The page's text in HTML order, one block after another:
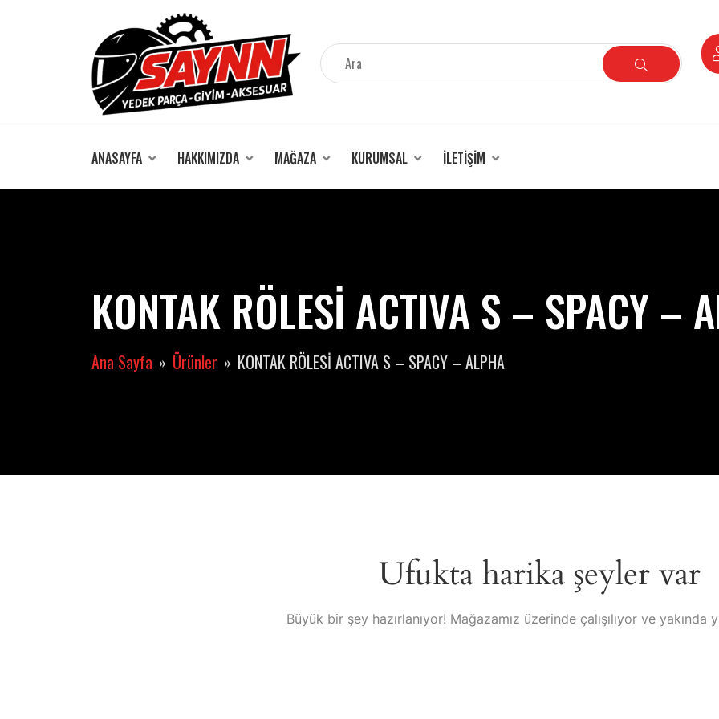
ANASAYFA HAKKIMIZDA MAĞAZA KURUMSAL İLETIŞIM
KONTAK RÖLESİ ACTIVA S – SPACY –
Ana Sayfa Ürünler KONTAK RÖLESİ ACTIVA S – SPACY – ALPHA
Ufukta harika şeyler var
Büyük bir şey hazırlanıyor! Mağazamız üzerinde çalışılıyor ve yakında